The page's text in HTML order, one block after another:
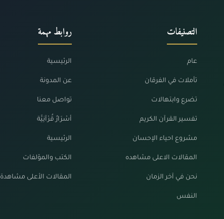
التصنيفات
عام
تأملات في الفرقان
تضرع وابتهالات
تفسير القرآن الكريم
مشروع احياء الإحسان
المقالات الاعلى مشاهده
نحن في آخر الزمان
النفس
روابط مهمة
الرئيسية
عن المدونة
تواصل معنا
أسْرَارٌ قُرْآنِيَّة
الرئيسية
الكتب والمؤلفات
المقالات الأعلى مشاهدة